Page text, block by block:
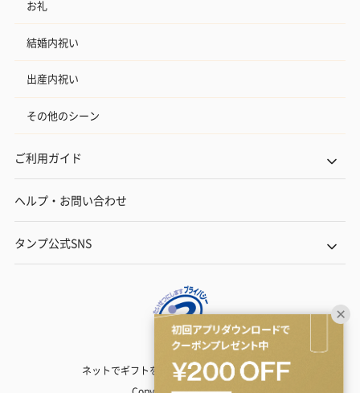
お礼
結婚内祝い
出産内祝い
その他のシーン
ご利用ガイド
ヘルプ・お問い合わせ
タンプ公式SNS
ネットでギフトを贈るなら | TANP（タンプ）